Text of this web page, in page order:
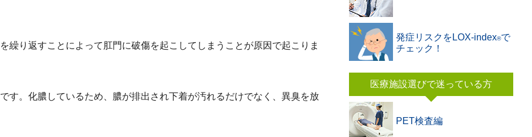
繰り返すことによって肛門に破傷を起こしてしまうことが原因で起こりま
す。化膿しているため、膿が排出され下着が汚れるだけでなく、異臭を放
発症リスクをLOX-index®️で
チェック！
医療施設選びで迷っている方
PET検査編